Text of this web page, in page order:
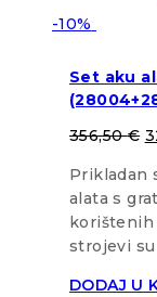
-10%
Set aku
356,50€
Prikladan
alata s
korištenih
strojevi su
DODAJ U